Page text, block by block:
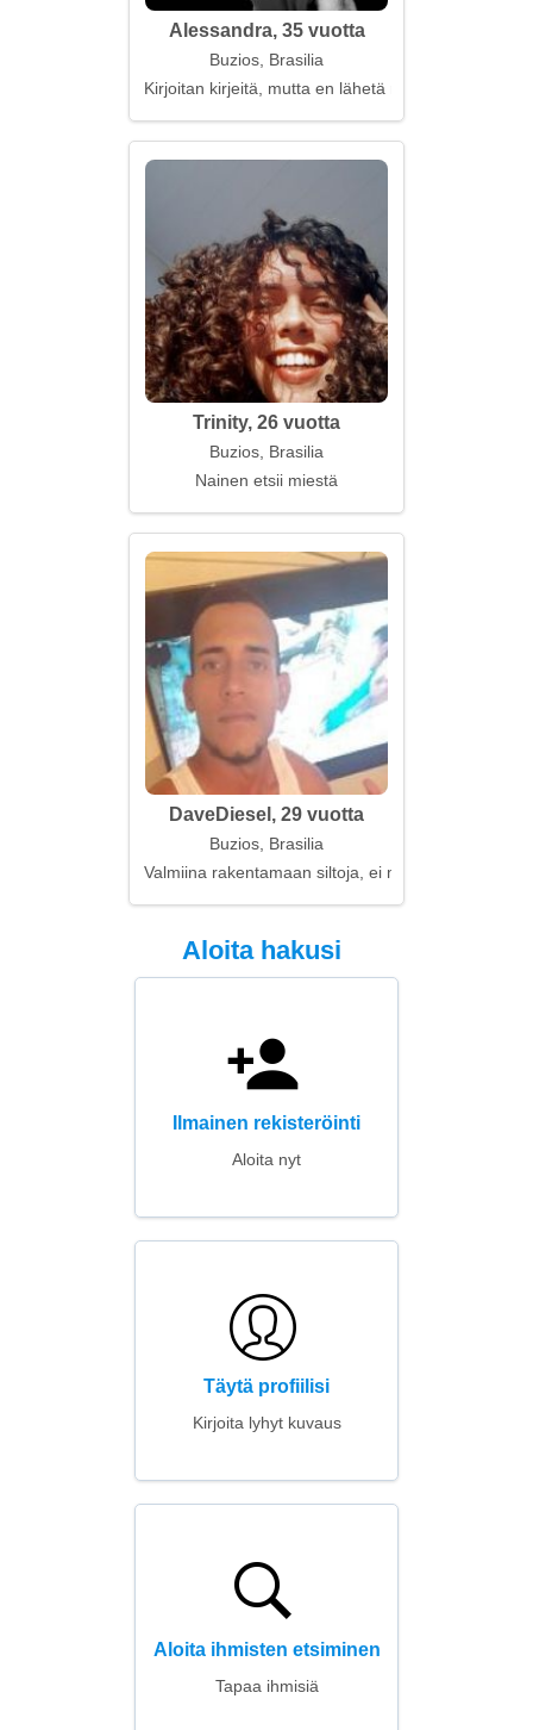
Alessandra, 35 vuotta
Buzios, Brasilia
Kirjoitan kirjeitä, mutta en lähetä niitä
Trinity, 26 vuotta
Buzios, Brasilia
Nainen etsii miestä
DaveDiesel, 29 vuotta
Buzios, Brasilia
Valmiina rakentamaan siltoja, ei muureja
Aloita hakusi
Ilmainen rekisteröinti
Aloita nyt
Täytä profiilisi
Kirjoita lyhyt kuvaus
Aloita ihmisten etsiminen
Tapaa ihmisiä